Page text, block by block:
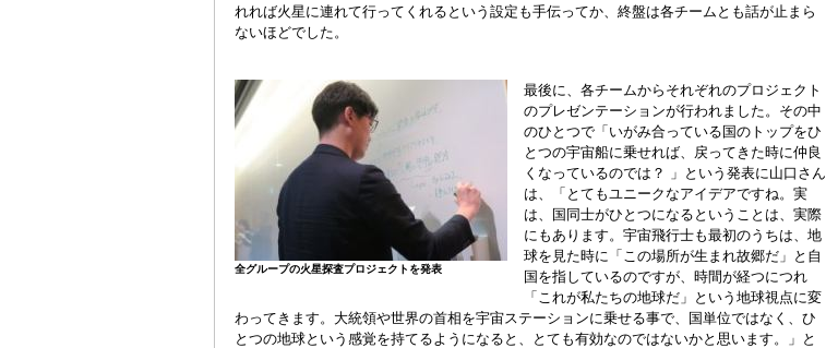
れれば火星に連れて行ってくれるという設定も手伝ってか、終盤は各チームとも話が止まら
ないほどでした。
全グループの火星探査プロジェクトを発表
最後に、各チームからそれぞれのプロジェクト
のプレゼンテーションが行われました。その中
のひとつで「いがみ合っている国のトップをひ
とつの宇宙船に乗せれば、戻ってきた時に仲良
くなっているのでは？ 」という発表に山口さん
は、「とてもユニークなアイデアですね。実
は、国同士がひとつになるということは、実際
にもあります。宇宙飛行士も最初のうちは、地
球を見た時に「この場所が生まれ故郷だ」と自
国を指しているのですが、時間が経つにつれ
「これが私たちの地球だ」という地球視点に変
わってきます。大統領や世界の首相を宇宙ステーションに乗せる事で、国単位ではなく、ひ
とつの地球という感覚を持てるようになると、とても有効なのではないかと思います。」と